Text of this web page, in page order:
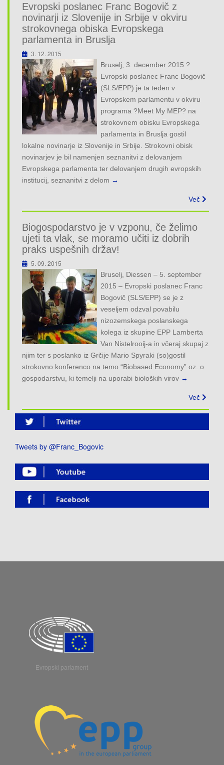
Evropski poslanec Franc Bogovič z
novinarji iz Slovenije in Srbije v okviru
strokovnega obiska Evropskega
parlamenta in Bruslja
3. 12. 2015
Bruselj, 3. december 2015 ?
Evropski poslanec Franc Bogovič
(SLS/EPP) je ta teden v
Evropskem parlamentu v okviru
programa ?Meet My MEP? na
strokovnem obisku Evropskega
parlamenta in Bruslja gostil
lokalne novinarje iz Slovenije in Srbije. Strokovni obisk
novinarjev je bil namenjen seznanitvi z delovanjem
Evropskega parlamenta ter delovanjem drugih evropskih
institucij, seznanitvi z delom →
Več
Biogospodarstvo je v vzponu, če želimo
ujeti ta vlak, se moramo učiti iz dobrih
praks uspešnih držav!
5. 09. 2015
Bruselj, Diessen – 5. september
2015 – Evropski poslanec Franc
Bogovič (SLS/EPP) se je z
veseljem odzval povabilu
nizozemskega poslanskega
kolega iz skupine EPP Lamberta
Van Nistelrooij-a in včeraj skupaj z
njim ter s poslanko iz Grčije Mario Spyraki (so)gostil
strokovno konferenco na temo “Biobased Economy” oz. o
gospodarstvu, ki temelji na uporabi bioloških virov →
Več
Tweets by @Franc_Bogovic
Evropski parlament